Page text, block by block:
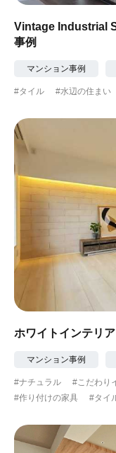
Vintage Industrial
事例
マンション事例
#タイル #水辺の住まい
ホワイトインテリ
マンション事例
#ナチュラル #こだわり
#作り付けの家具
#タイ